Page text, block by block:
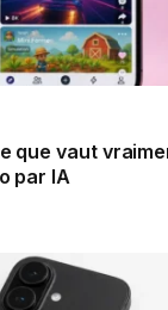
que vaut
par IA